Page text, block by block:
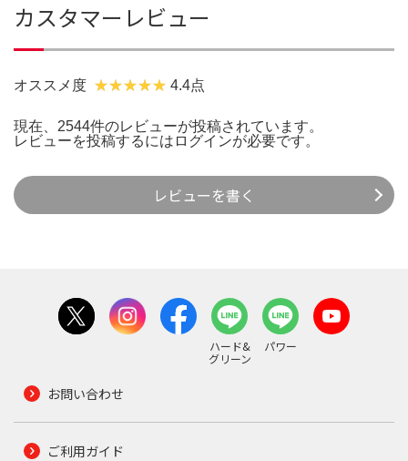
カスタマーレビュー
オススメ度 4.4点
現在、2544件のレビューが投稿されています。
レビューを投稿するには ログインが必要です。
レビューを書く
ハード&
グリーン
パワー
お問い合わせ
ご利用ガイド